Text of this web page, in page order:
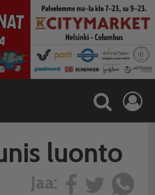
luonto
Jaa: